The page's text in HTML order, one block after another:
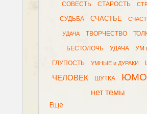
СОВЕСТЬ СТАРОСТЬ
СУДЬБА СЧАСТЬЕ
УДАЧА ТВОРЧЕСТВО
БЕСТОЛОЧЬ УДАЧА УМ
ГЛУПОСТЬ УМНЫЕ и ДУРАКИ
ЧЕЛОВЕК ШУТКА
нет темы
Еще